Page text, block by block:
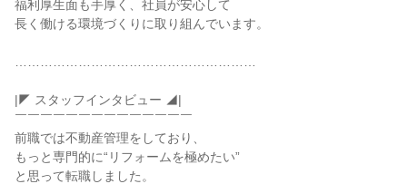
福利厚生面も手厚く、社員が安心して
長く働ける環境づくりに取り組んでいます。
|◤ スタッフインタビュー ◢|
￣￣￣￣￣￣￣￣￣￣￣￣￣￣
前職では不動産管理をしており、
もっと専門的に“リフォームを極めたい”
と思って転職しました。